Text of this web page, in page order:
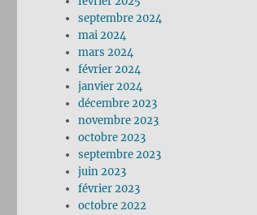
septembre 2024
mai 2024
mars 2024
février 2024
janvier 2024
décembre 2023
novembre 2023
octobre 2023
septembre 2023
juin 2023
février 2023
octobre 2022